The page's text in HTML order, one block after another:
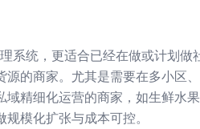
系统，更适合已经在做或计划
源的商家。尤其是需要在多小区
域精细化运营的商家，如生鲜水
模化扩张与成本可控。